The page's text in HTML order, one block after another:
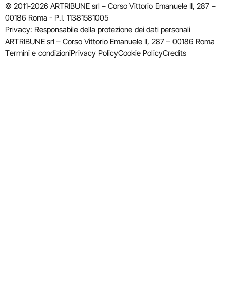
© 2011-2026 ARTRIBUNE srl – Corso Vittorio Emanuele II, 287 –
00186 Roma - P.I. 11381581005
Privacy: Responsabile della protezione dei dati personali
ARTRIBUNE srl – Corso Vittorio Emanuele II, 287 – 00186 Roma
Termini e condizioniPrivacy PolicyCookie PolicyCredits